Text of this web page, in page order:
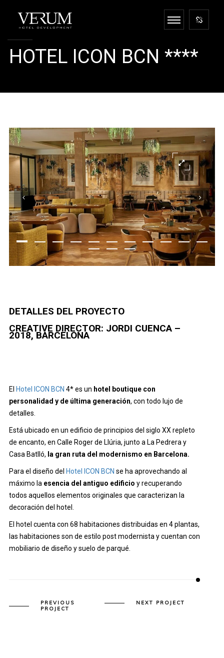
HOTEL ICON BCN ****
DETALLES DEL PROYECTO
CREATIVE DIRECTOR: JORDI CUENCA –
2018, BARCELONA
El Hotel ICON BCN 4* es un hotel boutique con
personalidad y de última generación, con todo lujo de
detalles.
Está ubicado en un edificio de principios del siglo XX repleto
de encanto, en Calle Roger de Llúria, junto a La Pedrera y
Casa Batlló, la gran ruta del modernismo en Barcelona.
Para el diseño del Hotel ICON BCN se ha aprovechando al
máximo la esencia del antiguo edificio y recuperando
todos aquellos elementos originales que caracterizan la
decoración del hotel.
El hotel cuenta con 68 habitaciones distribuidas en 4 plantas,
las habitaciones son de estilo post modernista y cuentan con
mobiliario de diseño y suelo de parqué.
PREVIOUS
PROJECT
NEXT PROJECT